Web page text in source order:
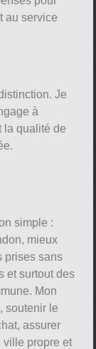
au service
Je
à
la qualité de
simple :
mieux
prises sans
et surtout des
Mon
soutenir le
assurer
ville propre et